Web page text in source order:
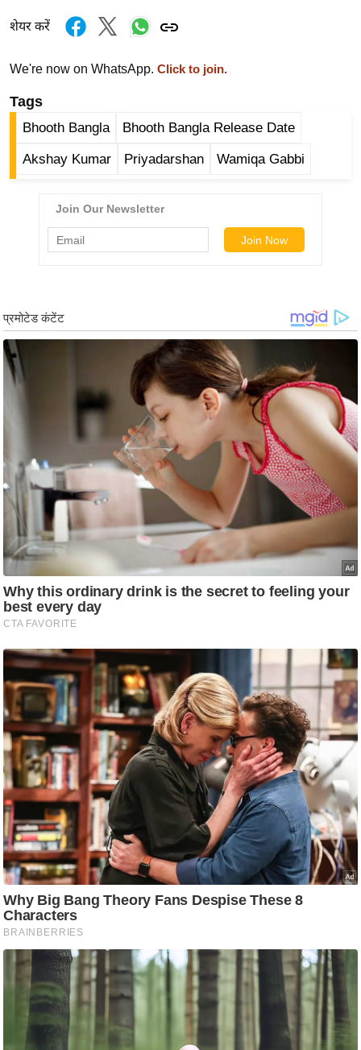
ज
फ
म
नो
रं
ज
वु
ड
हॉ
ली
ल्म
स
मी
क्षा
B
e
a
i
n
g
N
e
w
ला
इ
फ
स्टा
इ
ल
टे
क्नॉ
लॉ
जी
ब्यू
शेयर करें
We're now on WhatsApp. Click to join.
Tags
Bhooth Bangla Bhooth Bangla Release Date
Akshay Kumar Priyadarshan Wamiqa Gabbi